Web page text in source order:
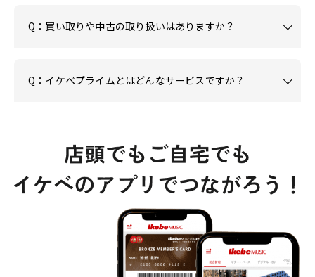
Q：買い取りや中古の取り扱いはありますか？
Q：イケベプライムとはどんなサービスですか？